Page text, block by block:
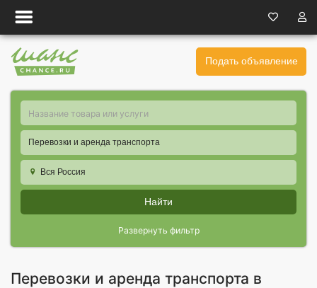
Подать объявление
Перевозки и аренда транспорта
Вся Россия
Найти
Развернуть фильтр
Перевозки и аренда транспорта в